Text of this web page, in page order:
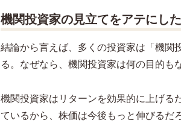
機関投資家の見立てをアテにし
結論から言えば、多くの投資家は「機関
る。なぜなら、機関投資家は何の目的も
機関投資家はリターンを効果的に上げる
ているから、株価は今後もっと伸びるだ